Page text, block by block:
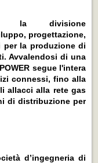
la divisione
progettazione,
la produzione di
Avvalendosi di una
segue l'intera
connessi, fino alla
allacci alla rete gas
di distribuzione per
d’ingegneria di